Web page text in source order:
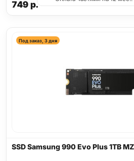
749р.
Под заказ, 3 дня
SSD Samsung 990 Evo Plus 1TB